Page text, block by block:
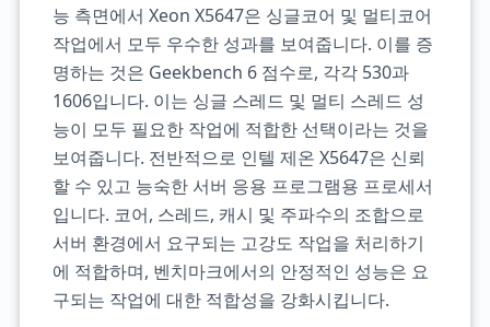
능 측면에서 Xeon X5647은 싱글코어 및 멀티코어
작업에서 모두 우수한 성과를 보여줍니다. 이를 증
명하는 것은 Geekbench 6 점수로, 각각 530과
1606입니다. 이는 싱글 스레드 및 멀티 스레드 성
능이 모두 필요한 작업에 적합한 선택이라는 것을
보여줍니다. 전반적으로 인텔 제온 X5647은 신뢰
할 수 있고 능숙한 서버 응용 프로그램용 프로세서
입니다. 코어, 스레드, 캐시 및 주파수의 조합으로
서버 환경에서 요구되는 고강도 작업을 처리하기
에 적합하며, 벤치마크에서의 안정적인 성능은 요
구되는 작업에 대한 적합성을 강화시킵니다.